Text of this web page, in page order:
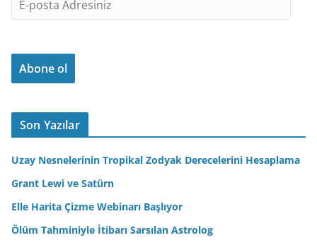
-
o
t
d
r
i
n
Abone ol
Son Yazılar
Uzay Nesnelerinin Tropikal Zodyak Derecelerini Hesaplama
Grant Lewi ve Satürn
Elle Harita Çizme Webinarı Başlıyor
Ölüm Tahminiyle İtibarı Sarsılan Astrolog